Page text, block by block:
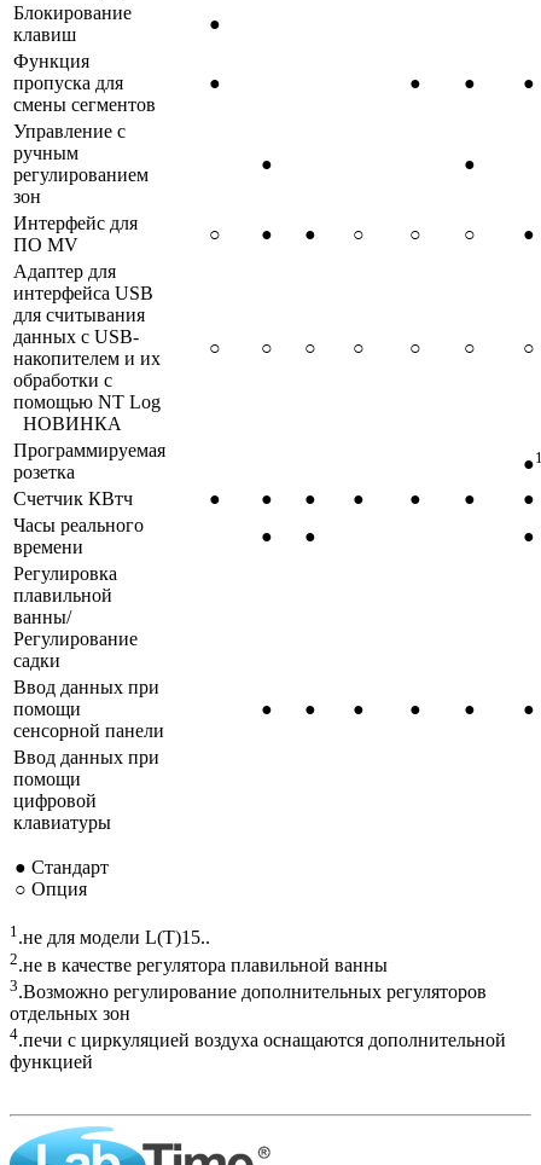
Блокирование
клавиш
●
Функция
пропуска для
смены сегментов
● ● ● ●
Управление с
ручным
регулированием
зон
● ●
Интерфейс для
ПО MV
○ ● ● ○ ○ ○
●
Адаптер для
интерфейса USB
для считывания
данных с USB-
накопителем и их
обработки с
помощью NT Log
НОВИНКА
○ ○ ○ ○ ○ ○ ○
Программируемая
розетка
●
Счетчик КВтч ● ● ● ● ● ●
●
Часы реального
времени
● ●
●
Регулировка
плавильной
ванны/
Регулирование
садки
Ввод данных при
помощи
сенсорной панели
● ● ● ● ● ●
Ввод данных при
помощи
цифровой
клавиатуры
● Стандарт
○ Опция
1 .не для модели L(T)15..
2.не в качестве регулятора плавильной ванны
3.Возможно регулирование дополнительных регуляторов
отдельных зон
4.печи с циркуляцией воздуха оснащаются дополнительной
функцией